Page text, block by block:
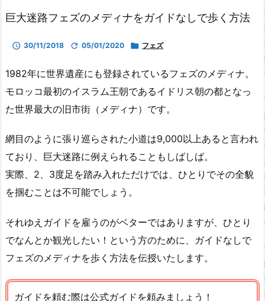
巨大迷路フェズのメディナをガイドなしで歩く方法
 30/11/2018  05/01/2020  フェズ
1982年に世界遺産にも登録されているフェズのメディナ。
モロッコ最初のイスラム王朝であるイドリス朝の都となっ
た世界最大の旧市街（メディナ）です。
網目のように張り巡らされた小道は9,000以上あると言われ
ており、巨大迷路に例えられることもしばしば。
実際、2、3度足を踏み入れただけでは、ひとりでその全貌
を掴むことは不可能でしょう。
それゆえガイドを雇うのがベターではありますが、ひとり
でなんとか観光したい！という方のために、ガイドなしで
フェズのメディナを歩く方法を伝授いたします。
ガイドを頼む際は公式ガイドを頼みましょう！